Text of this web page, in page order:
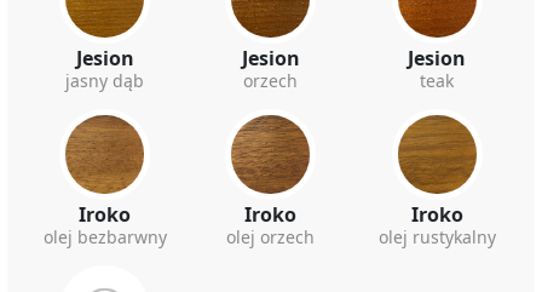
Jesion
jasny dąb
Jesion
orzech
Jesion
teak
Iroko
olej bezbarwny
Iroko
olej orzech
Iroko
olej rustykalny